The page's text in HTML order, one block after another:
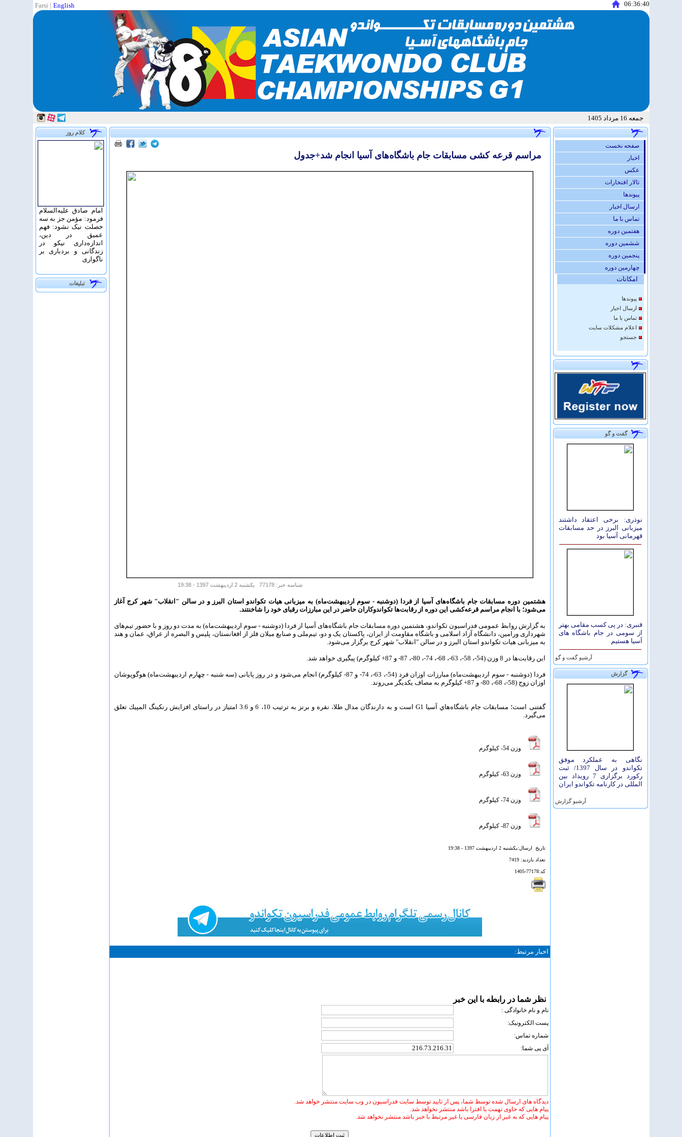
Farsi | English 06:36:40
جمعه 16 مرداد 1405
کلام روز
امام صادق علیه‌السلام
فرمود: مؤمن جز به سه
خصلت نیک نشود: فهم
عمیق در دین،
اندازه‌دارى نیکو در
زندگانى و بردبارى بر
ناگوارى
تبلیغات
مراسم قرعه کشی مسابقات جام باشگاه‌های آسیا انجام شد+جدول
شناسه خبر: 77178 يكشنبه 2 ارديبهشت 1397 - 19:38
هشتمین دوره مسابقات جام باشگاه‌های آسیا از فردا (دوشنبه - سوم اردیبهشت‌ماه) به میزبانی هیات تکواندو استان البرز و در سالن "انقلاب" شهر کرج آغاز
می‌شود؛ با انجام مراسم قرعه‌کشی این دوره از رقابت‌ها تکواندوکاران حاضر در این مبارزات رقبای خود را شاخنتند.
به گزارش روابط عمومی فدراسیون تکواندو، هشتمین دوره مسابقات جام باشگاه‌های آسیا از فردا (دوشنبه - سوم اردیبهشت‌ماه) به مدت دو روز و با حضور تیم‌های
شهرداری ورامین، دانشگاه آزاد اسلامی و باشگاه مقاومت از ایران، پاکستان یک و دو، تیم‌ملی و صنایع میلان فلز از افغانستان، پلیس و البصره از عراق، عمان و هند
به میزبانی هیات تکواندو استان البرز و در سالن "انقلاب" شهر کرج برگزار می‌شود.
این رقابت‌ها در 8 وزن (54-، 58-، 63-، 68-، 74-، 80-، 87- و 87+ کیلوگرم) پیگیری خواهد شد.
فردا (دوشنبه - سوم اردیبهشت‌ماه) مبارزات اوزان فرد (54-، 63-، 74- و 87- کیلوگرم) انجام می‌شود و در روز پایانی (سه شنبه - چهارم اردیبهشت‌ماه) هوگوپوشان
اوزان زوج (58-، 68-، 80- و 87+ کیلوگرم به مصاف یکدیگر می‌روند.
گفتنی است؛ مسابقات جام باشگاه‌هاي آسيا G1 است و به دارندگان مدال طلا، نقره و برنز به ترتيب 10، 6 و 3.6 امتياز در راستای افزایش رنكينگ المپيك تعلق
می‌گیرد.
وزن 54- کیلوگرم
وزن 63- کیلوگرم
وزن 74- کیلوگرم
وزن 87- کیلوگرم
تاريخ ارسال:يكشنبه 2 ارديبهشت 1397 - 19:38
تعداد بازديد: 7419
کد:77178-1405
اخبار مرتبط:
نظر شما در رابطه با اين خبر
نام و نام خانوادگی :
پست الکترونيک:
شماره تماس:
آی پی شما:
دیدگاه های ارسال شده توسط شما، پس از تایید توسط سایت فدراسیون در وب سایت منتشر خواهد شد.
پیام هایی که حاوی تهمت یا افترا باشد منتشر نخواهد شد.
پیام هایی که به غیر از زبان فارسی یا غیر مرتبط با خبر باشد منتشر نخواهد شد.
صفحه نخست
اخبار
عكس
تالار افتخارات
پيوندها
ارسال اخبار
تماس با ما
هفتمین دوره
ششمین دوره
پنجمین دوره
چهارمین دوره
امكانات
پيوندها
ارسال اخبار
تماس با ما
اعلام مشكلات سايت
جستجو
گفت و گو
نوذری: برخی اعتقاد داشتند
میزبانی البرز در حد مسابقات
قهرمانی آسیا بود
قنبری: در پی کسب مقامی بهتر
از سومی در جام باشگاه های
آسیا هستیم
آرشيو گفت و گو
گزارش
نگاهی به عملکرد موفق
تکواندو در سال 1397/ ثبت
رکورد برگزاری 7 رویداد بین
المللی در کارنامه تکواندو ایران
آرشيو گزارش